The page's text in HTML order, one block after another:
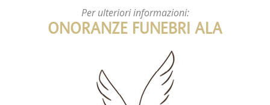
Per ulteriori informazioni:
ONORANZE FUNEBRI ALA